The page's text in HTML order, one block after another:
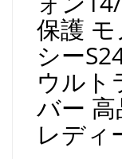
保護
シー
ウルト
バー
レディ